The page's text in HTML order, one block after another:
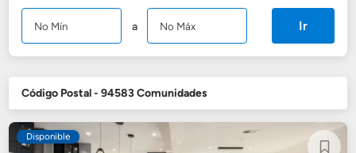
a Ir
Código Postal - 94583 Comunidades
Disponible